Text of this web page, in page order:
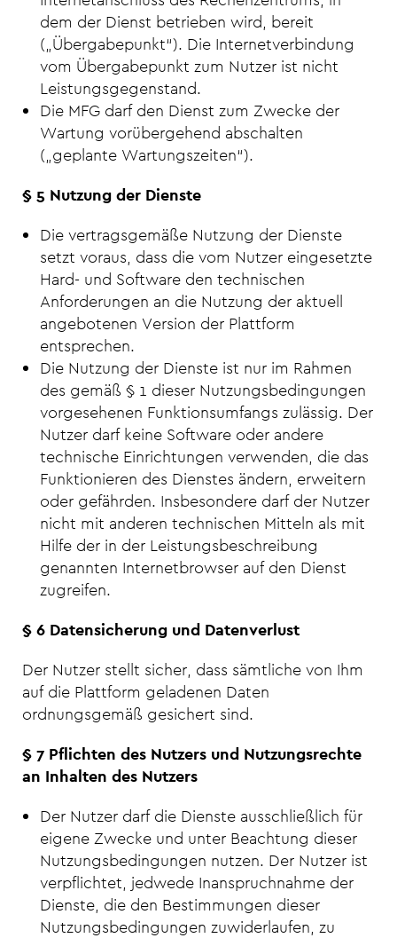
dem der Dienst betrieben wird, bereit
(„Übergabepunkt“). Die Internetverbindung
vom Übergabepunkt zum Nutzer ist nicht
Leistungsgegenstand.
Die MFG darf den Dienst zum Zwecke der
Wartung vorübergehend abschalten
(„geplante Wartungszeiten“).
§ 5 Nutzung der Dienste
Die vertragsgemäße Nutzung der Dienste
setzt voraus, dass die vom Nutzer eingesetzte
Hard- und Software den technischen
Anforderungen an die Nutzung der aktuell
angebotenen Version der Plattform
entsprechen.
Die Nutzung der Dienste ist nur im Rahmen
des gemäß § 1 dieser Nutzungsbedingungen
vorgesehenen Funktionsumfangs zulässig. Der
Nutzer darf keine Software oder andere
technische Einrichtungen verwenden, die das
Funktionieren des Dienstes ändern, erweitern
oder gefährden. Insbesondere darf der Nutzer
nicht mit anderen technischen Mitteln als mit
Hilfe der in der Leistungsbeschreibung
genannten Internetbrowser auf den Dienst
zugreifen.
§ 6 Datensicherung und Datenverlust
Der Nutzer stellt sicher, dass sämtliche von Ihm
auf die Plattform geladenen Daten
ordnungsgemäß gesichert sind.
§ 7 Pflichten des Nutzers und Nutzungsrechte
an Inhalten des Nutzers
Der Nutzer darf die Dienste ausschließlich für
eigene Zwecke und unter Beachtung dieser
Nutzungsbedingungen nutzen. Der Nutzer ist
verpflichtet, jedwede Inanspruchnahme der
Dienste, die den Bestimmungen dieser
Nutzungsbedingungen zuwiderlaufen, zu